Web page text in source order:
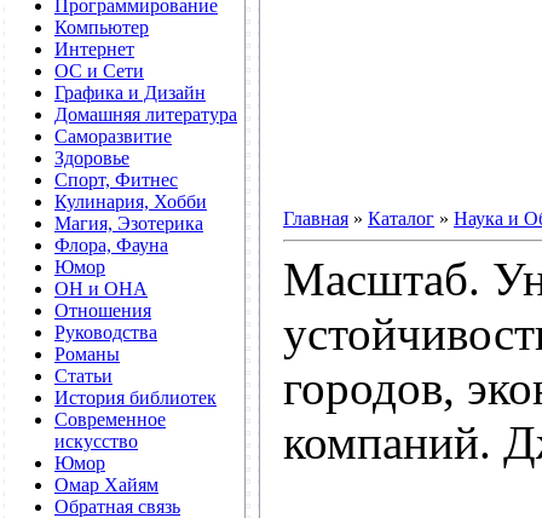
Программирование
Компьютер
Интернет
ОС и Сети
Графика и Дизайн
Домашняя литература
Саморазвитие
Здоровье
Спорт, Фитнес
Кулинария, Хобби
Магия, Эзотерика
Флора, Фауна
Юмор
ОН и ОНА
Отношения
Руководства
Романы
Статьи
История библиотек
Современное
искусство
Юмор
Омар Хайям
Обратная связь
Главная » Каталог » Наука и
Масштаб.
городов,
компаний.